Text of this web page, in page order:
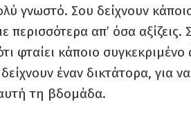
γνωστό. Σου δείχνουν
περισσότερα απ’ όσα αξίζεις.
φταίει κάποιο συγκεκριμένο
έναν δικτάτορα, για
τη βδομάδα.